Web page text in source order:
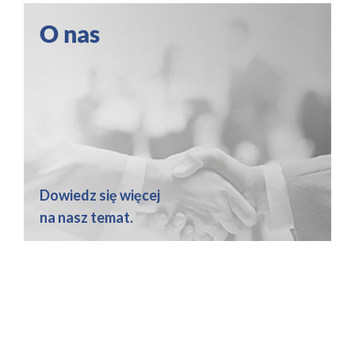
O nas
Dowiedz się więcej
na nasz temat.